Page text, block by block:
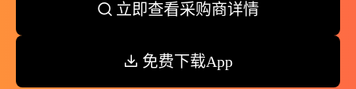
立即查看采购商详情
免费下载App